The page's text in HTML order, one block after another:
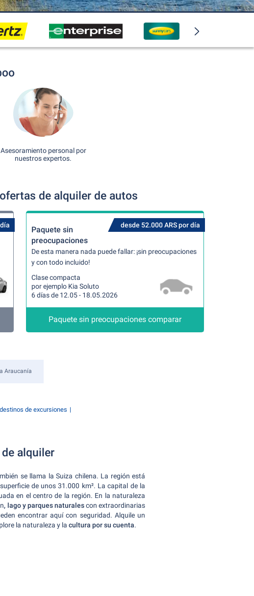
Asesoramiento personal por
nuestros expertos.
de alquiler de autos
desde 52.000 ARS por día
Paquete sin
preocupaciones
De esta manera nada puede fallar: ¡sin preocupaciones
y con todo incluido!
Clase compacta
por ejemplo Kia Soluto
6 días de 12.05 - 18.05.2026
Paquete sin preocupaciones comparar
Araucanía
destinos de excursiones
alquiler
se llama la Suiza chilena. La región está
de unos 31.000 km². La capital de la
en el centro de la región. En la naturaleza
, lago y parques naturalescon extraordinarias
encontrar aquí con seguridad. Alquile un
la naturaleza y la cultura por su cuenta.